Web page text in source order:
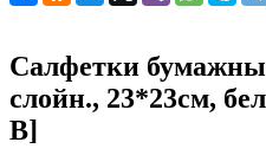
Салфетки
слойн., 23*23см,
В]